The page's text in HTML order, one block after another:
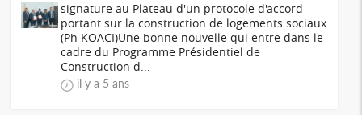
signature au Plateau d'un protocole d'accord
portant sur la construction de logements sociaux
(Ph KOACI)Une bonne nouvelle qui entre dans le
cadre du Programme Présidentiel de
Construction d...
il y a 5 ans